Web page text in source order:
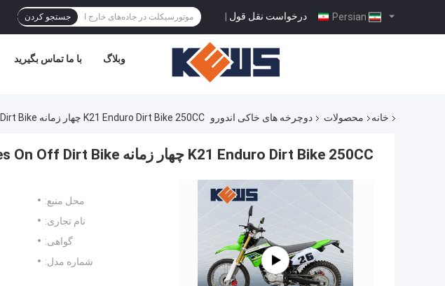
درخواست نقل قول | جستجو کردن
با ما تماس بگیرید وبلاگ
خانه محصولات دوچرخه های خاکی اندورو K21 Enduro Dirt Bike 250CC چهار زمانه Motocross Bikes On Off Dirt Bike
K21 Enduro Dirt Bike 250CC چهار زمانه Motocross Bikes On Off Dirt Bike
محل منبع:
نام تجاری:
گواهی:
شماره مدل: